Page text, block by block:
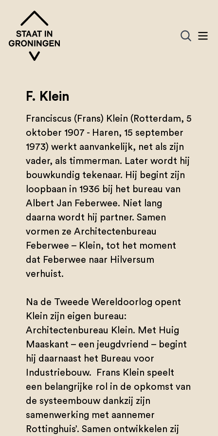
F. Klein
Franciscus (Frans) Klein (Rotterdam, 5
oktober 1907 - Haren, 15 september
1973) werkt aanvankelijk, net als zijn
vader, als timmerman. Later wordt hij
bouwkundig tekenaar. Hij begint zijn
loopbaan in 1936 bij het bureau van
Albert Jan Feberwee. Niet lang
daarna wordt hij partner. Samen
vormen ze Architectenbureau
Feberwee – Klein, tot het moment
dat Feberwee naar Hilversum
verhuist.
Na de Tweede Wereldoorlog opent
Klein zijn eigen bureau:
Architectenbureau Klein. Met Huig
Maaskant – een jeugdvriend – begint
hij daarnaast het Bureau voor
Industriebouw. Frans Klein speelt
een belangrijke rol in de opkomst van
de systeembouw dankzij zijn
samenwerking met aannemer
Rottinghuis’. Samen ontwikkelen zij